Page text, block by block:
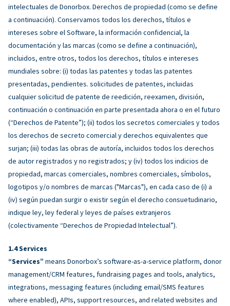
intelectuales de Donorbox. Derechos de propiedad (como se define
a continuación). Conservamos todos los derechos, títulos e
intereses sobre el Software, la información confidencial, la
documentación y las marcas (como se define a continuación),
incluidos, entre otros, todos los derechos, títulos e intereses
mundiales sobre: (i) todas las patentes y todas las patentes
presentadas, pendientes. solicitudes de patentes, incluidas
cualquier solicitud de patente de reedición, reexamen, división,
continuación o continuación en parte presentada ahora o en el futuro
(“Derechos de Patente”); (ii) todos los secretos comerciales y todos
los derechos de secreto comercial y derechos equivalentes que
surjan; (iii) todas las obras de autoría, incluidos todos los derechos
de autor registrados y no registrados; y (iv) todos los indicios de
propiedad, marcas comerciales, nombres comerciales, símbolos,
logotipos y/o nombres de marcas ("Marcas"), en cada caso de (i) a
(iv) según puedan surgir o existir según el derecho consuetudinario,
indique ley, ley federal y leyes de países extranjeros
(colectivamente “Derechos de Propiedad Intelectual”).
Services
“Services” means Donorbox’s software-as-a-service platform, donor
management/CRM features, fundraising pages and tools, analytics,
integrations, messaging features (including email/SMS features
where enabled), APIs, support resources, and related websites and